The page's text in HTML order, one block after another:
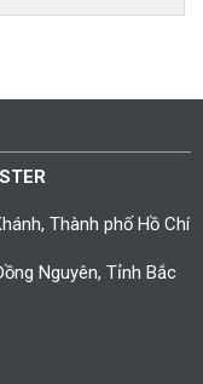
Thành phố Hồ Chí
Nguyên, Tỉnh Bắc